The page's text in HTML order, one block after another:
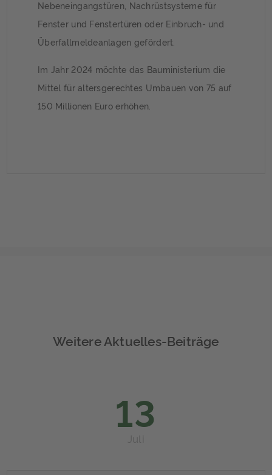
Nebeneingangstüren, Nachrüstsysteme für
Fenster und Fenstertüren oder Einbruch- und
Überfallmeldeanlagen gefördert.
Im Jahr 2024 möchte das Bauministerium die
Mittel für altersgerechtes Umbauen von 75 auf
150 Millionen Euro erhöhen.
Weitere Aktuelles-Beiträge
13
Juli